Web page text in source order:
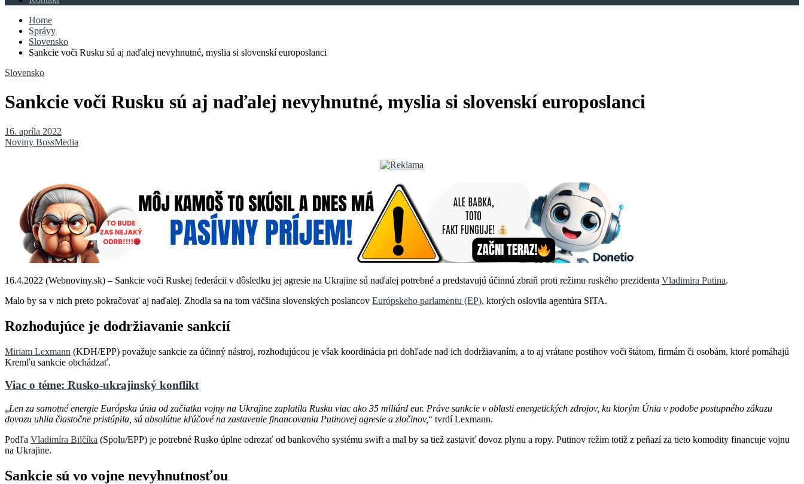
Home
Správy
Slovensko
Sankcie voči Rusku sú aj naďalej nevyhnutné, myslia si slovenskí europoslanci
Slovensko
Sankcie voči Rusku sú aj naďalej nevyhnutné, myslia si slovenskí europoslanci
16. apríla 2022
Noviny BossMedia
16.4.2022 (Webnoviny.sk) – Sankcie voči Ruskej federácii v dôsledku jej agresie na Ukrajine sú naďalej potrebné a predstavujú účinnú zbraň proti režimu ruského prezidenta Vladimira Putina.
Malo by sa v nich preto pokračovať aj naďalej. Zhodla sa na tom väčšina slovenských poslancov Európskeho parlamentu (EP), ktorých oslovila agentúra SITA.
Rozhodujúce je dodržiavanie sankcií
Miriam Lexmann (KDH/EPP) považuje sankcie za účinný nástroj, rozhodujúcou je však koordinácia pri dohľade nad ich dodržiavaním, a to aj vrátane postihov voči štátom, firmám či osobám, ktoré pomáhajú
Kremľu sankcie obchádzať.
Viac o téme: Rusko-ukrajinský konflikt
„Len za samotné energie Európska únia od začiatku vojny na Ukrajine zaplatila Rusku viac ako 35 miliárd eur. Práve sankcie v oblasti energetických zdrojov, ku ktorým Únia v podobe postupného zákazu
dovozu uhlia čiastočne pristúpila, sú absolútne kľúčové na zastavenie financovania Putinovej agresie a zločinov,“ tvrdí Lexmann.
Podľa Vladimíra Bilčíka (Spolu/EPP) je potrebné Rusko úplne odrezať od bankového systému swift a mal by sa tiež zastaviť dovoz plynu a ropy. Putinov režim totiž z peňazí za tieto komodity financuje vojnu
na Ukrajine.
Sankcie sú vo vojne nevyhnutnosťou